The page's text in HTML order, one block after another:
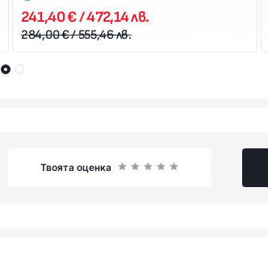
241,40 € / 472,14 лв.
284,00 € / 555,46 лв.
Твоята оценка